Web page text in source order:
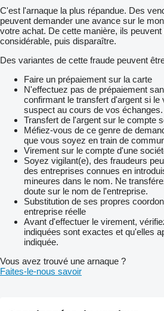
C'est l'arnaque la plus répandue. Des
peuvent demander une avance sur le
votre achat. De cette manière, ils
considérable, puis disparaître.
Des variantes de cette fraude peuvent
Faire un prépaiement sur la carte
N'effectuez pas de prépaiement
confirmant le transfert d'argent si
suspect au cours de vos échanges.
Transfert de l'argent sur le compte
Méfiez-vous de ce genre de
que vous soyez en train de
Virement sur le compte d'une
Soyez vigilant(e), des fraudeurs
des entreprises connues en
mineures dans le nom. Ne
doute sur le nom de l'entreprise.
Substitution de ses propres
entreprise réelle
Avant d'effectuer le virement,
indiquées sont exactes et qu'elles
indiquée.
Vous avez trouvé une arnaque ?
Faites-le-nous savoir